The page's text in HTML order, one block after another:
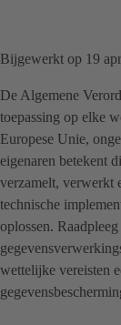
Bijgewerkt op 19
De Algemene
toepassing op elke
Europese Unie,
eigenaren betekent
verzamelt, verwerkt
technische
oplossen.
wettelijke vereisten